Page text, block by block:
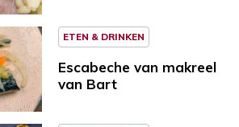
ETEN & DRINKEN
Escabeche van makreel
van Bart